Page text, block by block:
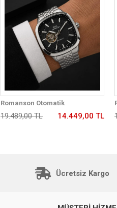
Romanson Otomatik
Mekanizmalı Premium Erkek
Kol Saati 5 ATM Suya Dayanıklı 2
19.489,00 TL 14.449,00 TL
Ücretsiz Kargo